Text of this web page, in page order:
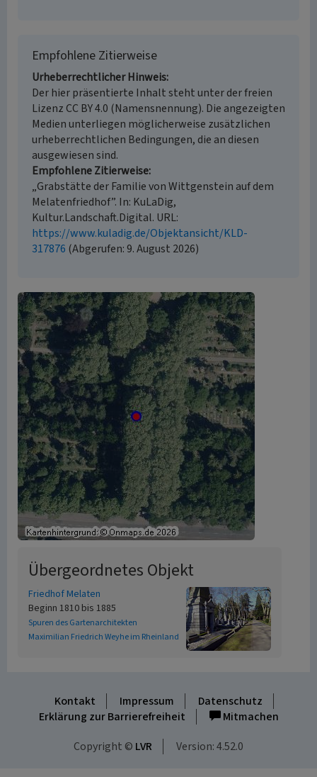
Empfohlene Zitierweise
Urheberrechtlicher Hinweis
Der hier präsentierte Inhalt steht unter der freien
Lizenz CC BY 4.0 (Namensnennung). Die angezeigten
Medien unterliegen möglicherweise zusätzlichen
urheberrechtlichen Bedingungen, die an diesen
ausgewiesen sind.
Empfohlene Zitierweise
„Grabstätte der Familie von Wittgenstein auf dem
Melatenfriedhof”. In: KuLaDig,
Kultur.Landschaft.Digital. URL:
https://www.kuladig.de/Objektansicht/KLD-
317876 (Abgerufen: 9. August 2026)
Übergeordnetes Objekt
Friedhof Melaten
Beginn 1810 bis 1885
Spuren des Gartenarchitekten
Maximilian Friedrich Weyhe im Rheinland
Kontakt Impressum
Datenschutz
Erklärung zur Barrierefreiheit
Mitmachen
Copyright © LVR Version: 4.52.0